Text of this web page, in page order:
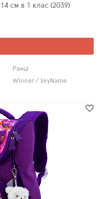
34х26х14 см в 1 клас (2039)
Ранці
Winner / SkyName